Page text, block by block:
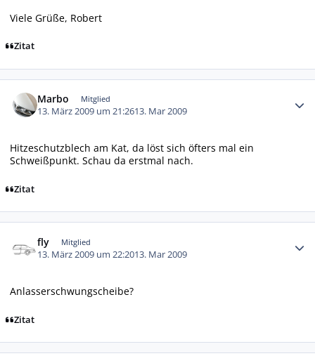
Viele Grüße, Robert
Zitat
Marbo Mitglied
13. März 2009 um 21:2613. Mar 2009
Hitzeschutzblech am Kat, da löst sich öfters mal ein
Schweißpunkt. Schau da erstmal nach.
Zitat
fly Mitglied
13. März 2009 um 22:2013. Mar 2009
Anlasserschwungscheibe?
Zitat